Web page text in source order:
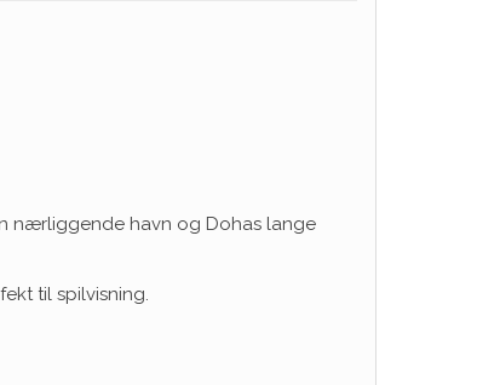
nærliggende havn og Dohas lange
til spilvisning.